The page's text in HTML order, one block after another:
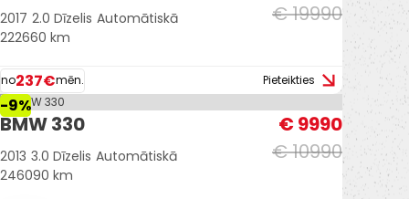
€ 19990
2017 2.0 Dīzelis Automātiskā
222660 km
no237€mēn. Pieteikties
-9%
BMW 330
€ 10990
€ 9990
2013 3.0 Dīzelis Automātiskā
246090 km